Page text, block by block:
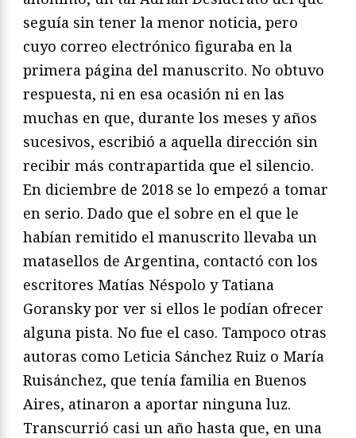
seguía sin tener la menor noticia, pero
cuyo correo electrónico figuraba en la
primera página del manuscrito. No obtuvo
respuesta, ni en esa ocasión ni en las
muchas en que, durante los meses y años
sucesivos, escribió a aquella dirección sin
recibir más contrapartida que el silencio.
En diciembre de 2018 se lo empezó a tomar
en serio. Dado que el sobre en el que le
habían remitido el manuscrito llevaba un
matasellos de Argentina, contactó con los
escritores Matías Néspolo y Tatiana
Goransky por ver si ellos le podían ofrecer
alguna pista. No fue el caso. Tampoco otras
autoras como Leticia Sánchez Ruiz o María
Ruisánchez, que tenía familia en Buenos
Aires, atinaron a aportar ninguna luz.
Transcurrió casi un año hasta que, en una